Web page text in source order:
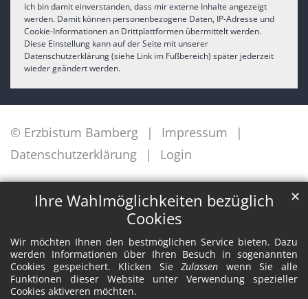
Ihre Wahlmöglichkeiten bezüglich
Cookies
Wir möchten Ihnen den bestmöglichen Service bieten. Dazu
werden Informationen über Ihren Besuch in sogenannten
Cookies gespeichert. Klicken SieZulassen wenn Sie alle
Funktionen dieser Website unter Verwendung spezieller
Cookies aktiveren möchten.
✕
Ich bin damit einverstanden, dass mir externe Inhalte angezeigt
werden. Damit können personenbezogene Daten, IP-Adresse und
Cookie-Informationen an Drittplattformen übermittelt werden.
Diese Einstellung kann auf der Seite mit unserer
Datenschutzerklärung (siehe Link im Fußbereich) später jederzeit
wieder geändert werden.
© Erzbistum Bamberg
Impressum
Datenschutzerklärung
Login